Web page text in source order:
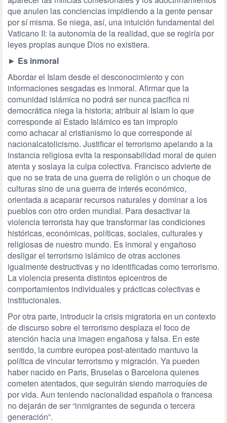
que anulen las conciencias impidiendo a la gente pensar
por sí misma. Se niega, así, una intuición fundamental del
Vaticano II: la autonomía de la realidad, que se regiría por
leyes propias aunque Dios no existiera.
► Es inmoral
Abordar el Islam desde el desconocimiento y con
informaciones sesgadas es inmoral. Afirmar que la
comunidad islámica no podrá ser nunca pacifica ni
democrática niega la historia; atribuir al Islam lo que
corresponde al Estado Islámico es tan impropio
como achacar al cristianismo lo que corresponde al
nacionalcatolicismo. Justificar el terrorismo apelando a la
instancia religiosa evita la responsabilidad moral de quien
atenta y soslaya la culpa colectiva. Francisco advierte de
que no se trata de una guerra de religión o un choque de
culturas sino de una guerra de interés económico,
orientada a acaparar recursos naturales y dominar a los
pueblos con otro orden mundial. Para desactivar la
violencia terrorista hay que transformar las condiciones
históricas, económicas, políticas, sociales, culturales y
religiosas de nuestro mundo. Es inmoral y engañoso
desligar el terrorismo islámico de otras acciones
igualmente destructivas y no identificadas como terrorismo.
La violencia presenta distintos epicentros de
comportamientos individuales y prácticas colectivas e
institucionales.
Por otra parte, introducir la crisis migratoria en un contexto
de discurso sobre el terrorismo desplaza el foco de
atención hacia una imagen engañosa y falsa. En este
sentido, la cumbre europea post-atentado mantuvo la
política de vincular terrorismo y migración. Ya pueden
haber nacido en Paris, Bruselas o Barcelona quienes
cometen atentados, que seguirán siendo marroquíes de
por vida. Aun teniendo nacionalidad española o francesa
no dejarán de ser “inmigrantes de segunda o tercera
generación”.